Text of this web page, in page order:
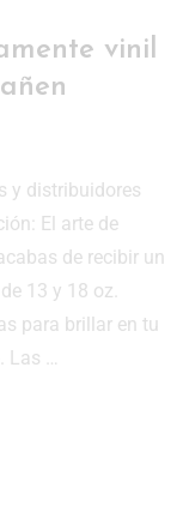
vinil
y distribuidores
El arte de
de recibir un
13 y 18 oz.
para brillar en tu
…